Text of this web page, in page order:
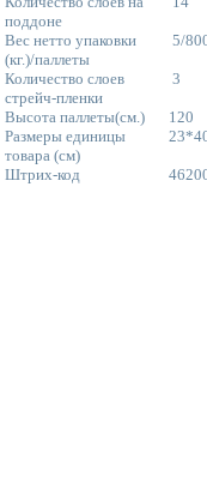
поддоне
Вес нетто упаковки
(кг.)/паллеты
5/
Количество слоев
стрейч-пленки
3
Высота паллеты(см.)
120
Размеры единицы
товара (см)
Штрих-код